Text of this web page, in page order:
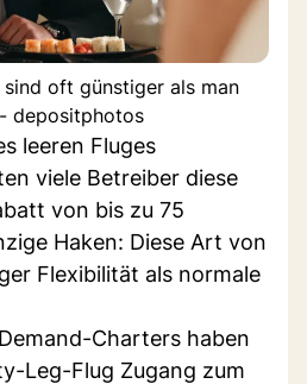
oft günstiger als man
depositphotos
leeren Fluges
viele Betreiber diese
von bis zu 75
Haken: Diese Art von
Flexibilität als normale
Charters haben
Leg-Flug Zugang zum